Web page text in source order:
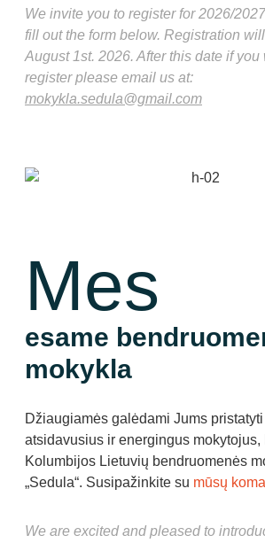
We invite you to register for 2026/
fill out the form below. Registration
August 1st. 2026. After this date if
register please email us at:
mokykla.sedula@gmail.com
Mes
esame
mokykla
Džiaugiamės galėdami Jums
atsidavusius ir energingus mokytojus,
Kolumbijos Lietuvių bendruomenės
„Sedula“. Susipažinkite su mūsų
We are excited and pleased to